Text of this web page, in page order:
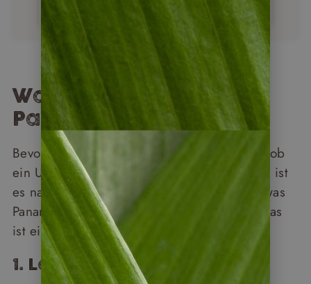
Panama Urlaub - alle Reisevoschläge
Was erwartet mich in
Panama?
Bevor Sie die Entscheidung treffen können, ob
ein Urlaub in Panama für Sie infrage kommt, ist
es natürlich erst einmal wichtig zu wissen, was
Panama als Reiseland zu bieten hat – und das
ist eine Menge:
1. Land der Vielfalt